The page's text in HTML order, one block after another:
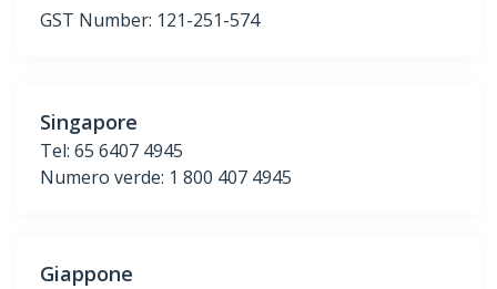
GST Number: 121-251-574
Singapore
Tel: 65 6407 4945
Numero verde: 1 800 407 4945
Giappone